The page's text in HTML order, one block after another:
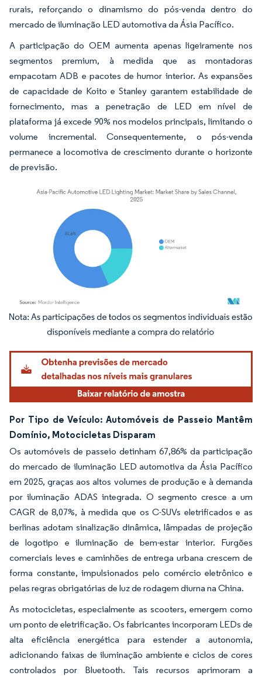
rurais, reforçando o dinamismo do pós-venda dentro do
mercado de iluminação LED automotiva da Ásia Pacífico.
A participação do OEM aumenta apenas ligeiramente nos
segmentos premium, à medida que as montadoras
empacotam ADB e pacotes de humor interior. As expansões
de capacidade de Koito e Stanley garantem estabilidade de
fornecimento, mas a penetração de LED em nível de
plataforma já excede 90% nos modelos principais, limitando o
volume incremental. Consequentemente, o pós-venda
permanece a locomotiva de crescimento durante o horizonte
de previsão.
Imagem © Mordor Intelligence. O reuso requer atribuição conforme CC BY 4.0.
Por Tipo de Veículo: Automóveis de Passeio Mantêm
Domínio, Motocicletas Disparam
Os automóveis de passeio detinham 67,86% da participação
do mercado de iluminação LED automotiva da Ásia Pacífico
em 2025, graças aos altos volumes de produção e à demanda
por iluminação ADAS integrada. O segmento cresce a um
CAGR de 8,07%, à medida que os C-SUVs eletrificados e as
berlinas adotam sinalização dinâmica, lâmpadas de projeção
de logotipo e iluminação de bem-estar interior. Furgões
comerciais leves e caminhões de entrega urbana crescem de
forma constante, impulsionados pelo comércio eletrônico e
pelas regras obrigatórias de luz de rodagem diurna na China.
As motocicletas, especialmente as scooters, emergem como
um ponto de eletrificação. Os fabricantes incorporam LEDs de
alta eficiência energética para estender a autonomia,
adicionando faixas de iluminação ambiente e ciclos de cores
controlados por Bluetooth. Tais recursos aprimoram a